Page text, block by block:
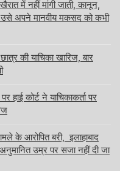
में नहीं मांगी जाती, कानून,
उसे अपने मानवीय मकसद को कभी
की याचिका खारिज, बार
कोर्ट ने याचिकाकर्ता पर
के आरोपित बरी, इलाहाबाद
उम्र पर सजा नहीं दी जा